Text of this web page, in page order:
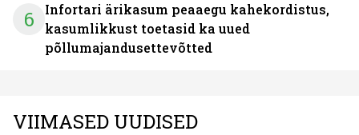
6
Infortari ärikasum peaaegu kahekordistus,
kasumlikkust toetasid ka uued
põllumajandusettevõtted
VIIMASED UUDISED